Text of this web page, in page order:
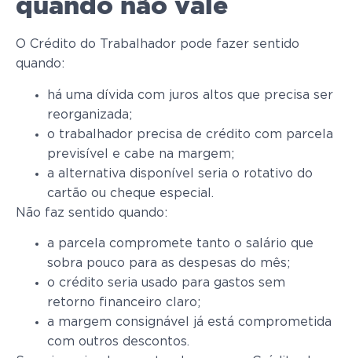
quando não vale
O Crédito do Trabalhador pode fazer sentido
quando:
há uma dívida com juros altos que precisa ser
reorganizada;
o trabalhador precisa de crédito com parcela
previsível e cabe na margem;
a alternativa disponível seria o rotativo do
cartão ou cheque especial.
Não faz sentido quando:
a parcela compromete tanto o salário que
sobra pouco para as despesas do mês;
o crédito seria usado para gastos sem
retorno financeiro claro;
a margem consignável já está comprometida
com outros descontos.